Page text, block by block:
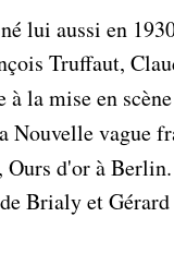
lui aussi en
Truffaut,
à la mise en
Nouvelle vague
, Ours d'or à
Brialy et